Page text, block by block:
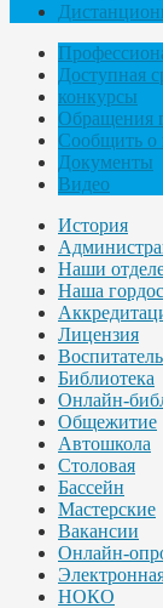
Доступная
конкурсы
Обращения
Сообщить о
Документы
Видео
История
Наши
Наша
Лицензия
Библиотека
Онлайн-
Общежитие
Автошкола
Столовая
Бассейн
Мастерские
Вакансии
Онлайн-
НОКО